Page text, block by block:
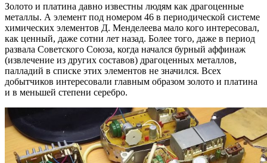
Золото и платина давно известны людям как драгоценные
металлы. А элемент под номером 46 в периодической системе
химических элементов Д. Менделеева мало кого интересовал,
как ценный, даже сотни лет назад. Более того, даже в период
развала Советского Союза, когда начался бурный аффинаж
(извлечение из других составов) драгоценных металлов,
палладий в списке этих элементов не значился. Всех
добытчиков интересовали главным образом золото и платина
и в меньшей степени серебро.